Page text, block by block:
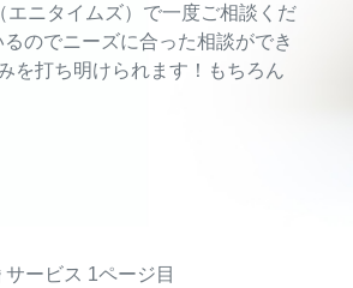
ニタイムズ）で一度ご相談くだ
のでニーズに合った相談ができ
を打ち明けられます！もちろん
サービス 1ページ目